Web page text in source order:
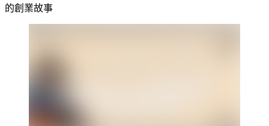
的創業故事